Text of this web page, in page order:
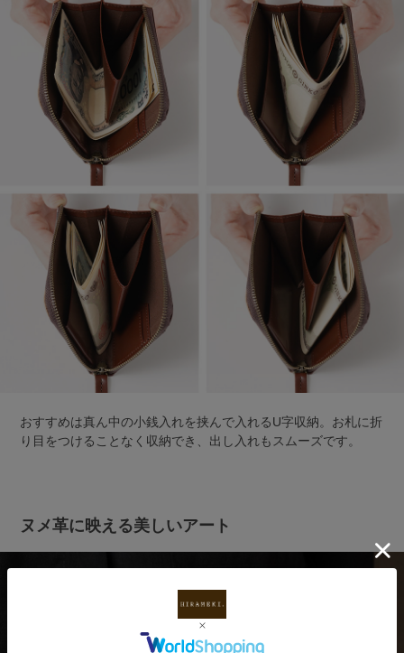
おすすめは真ん中の小銭入れを挟んで入れるU字収納。お札に折
り目をつけることなく収納でき、出し入れもスムーズです。
ヌメ革に映える美しいアート